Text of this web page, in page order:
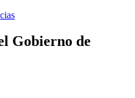
Gobierno de